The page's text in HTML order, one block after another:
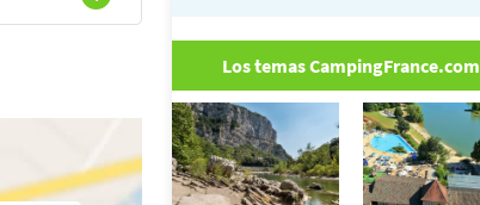
Los temas CampingFrance.com